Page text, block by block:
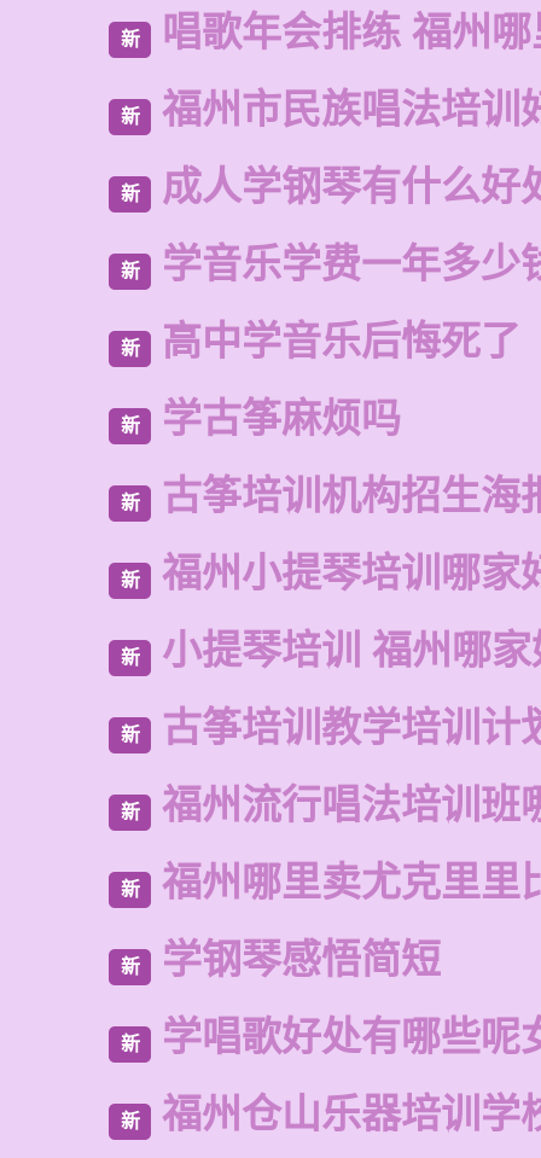
新 唱歌年会排练 福州
新 福州市民族唱法培训
新 成人学钢琴有什么好
新 学音乐学费一年多少
新 高中学音乐后悔死了
新 学古筝麻烦吗
新 古筝培训机构招生海
新 福州小提琴培训哪家
新 小提琴培训 福州哪
新 古筝培训教学培训计
新 福州流行唱法培训班
新 福州哪里卖尤克里里
新 学钢琴感悟简短
新 学唱歌好处有哪些呢
新 福州仓山乐器培训学